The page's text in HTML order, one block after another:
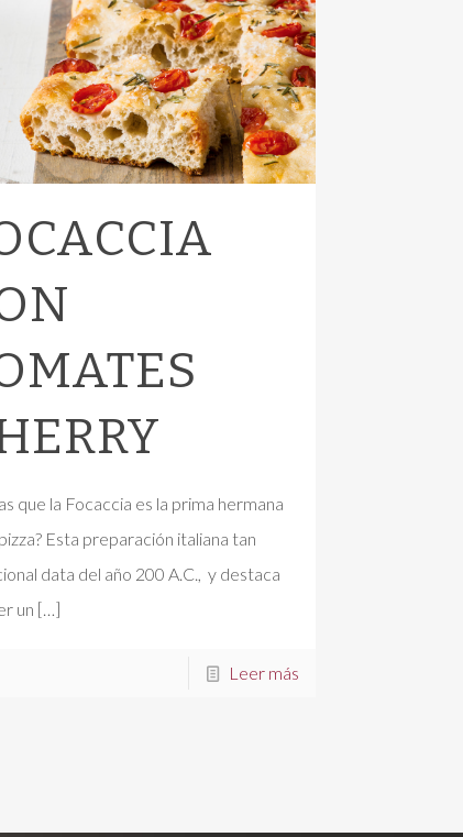
que la Focaccia es la prima hermana
Esta preparación italiana tan
data del año 200 A.C., y destaca
un […]
Leer más